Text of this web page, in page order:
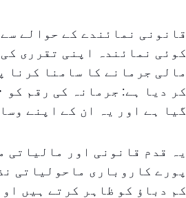
قانونی نمائندے کے حوالے
کوئی نمائندہ اپنی تقرری
مالی جرمانے کا سامنا کرنا
گیا ہے اور یہ ان کے اپنے
یہ قدم قانونی اور مالیاتی
پورے کاروباری ماحولیاتی
کم دباؤ کو ظاہر کرتے ہیں